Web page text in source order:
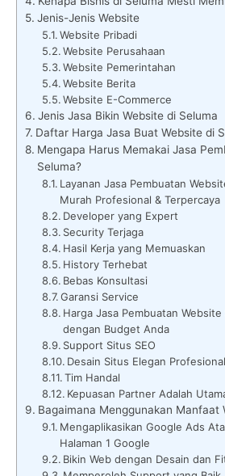
Jenis-Jenis Website
Website Pribadi
Website Perusahaan
Website Pemerintahan
Website Berita
Website E-Commerce
Jenis Jasa Bikin Website di Seluma
Daftar Harga Jasa Buat Website di
Mengapa Harus Memakai Jasa
Seluma?
Layanan Jasa Pembuatan
Murah Profesional & Terpercaya
Developer yang Expert
Security Terjaga
Hasil Kerja yang Memuaskan
History Terhebat
Bebas Konsultasi
Garansi Service
Harga Jasa Pembuatan
dengan Budget Anda
Support Situs SEO
Desain Situs Elegan
Tim Handal
Kepuasan Partner Adalah
Bagaimana Menggunakan Manfaat
Mengaplikasikan Google Ads
Halaman 1 Google
Bikin Web dengan Desain dan